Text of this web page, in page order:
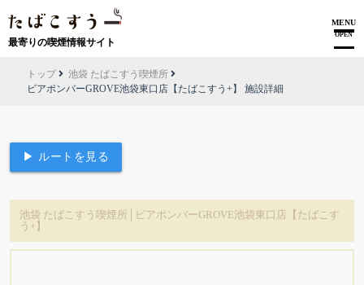
最寄りの喫煙情報サイト
MENU
OPEN
トップ
池袋 たばこすう喫煙所
ビアポンバーGROVE池袋東口店【たばこすう+】 施設詳細
▶ ルートを見る
池袋 たばこすう喫煙所│ビアポンバーGROVE池袋東口店【たばこす
う+】